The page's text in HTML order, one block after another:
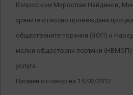
Въпрос към Мирослав Найденов,
храните относно провеждани
обществените поръчки (ЗОП) и
малки обществени поръчки (НВМОП)
услуга.
Писмен отговор на 14/02/2012.